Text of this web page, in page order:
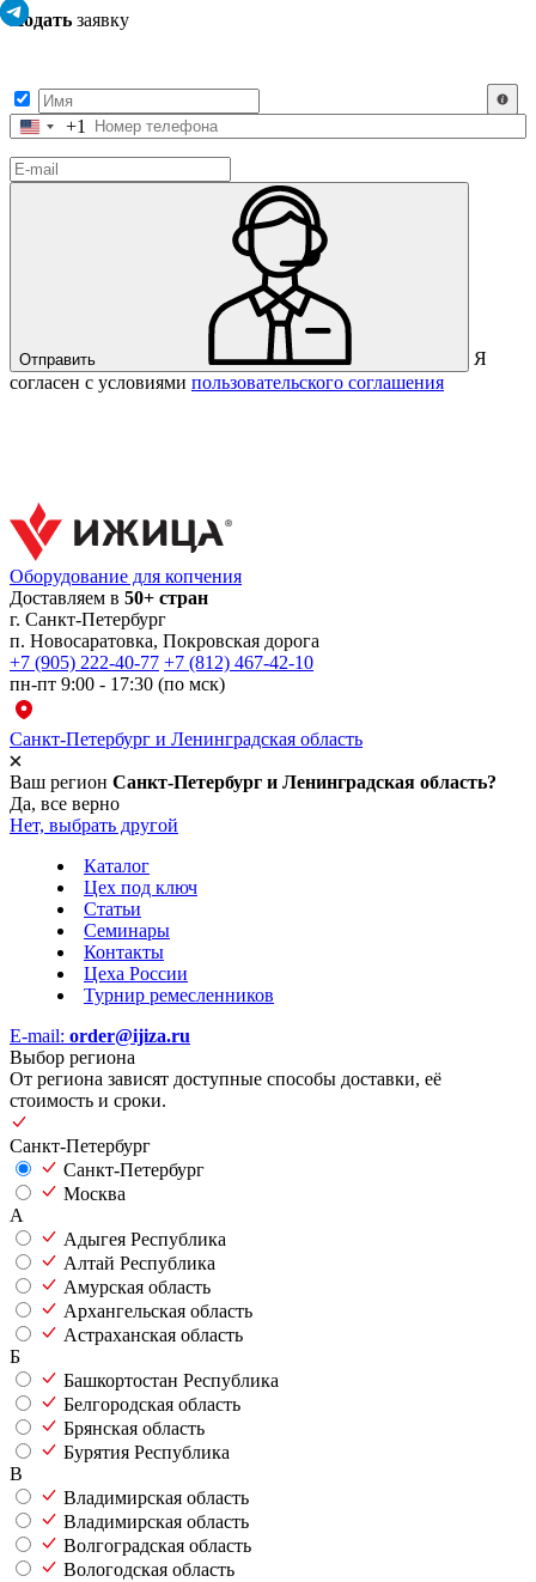
Подать заявку
Соединенные
+1
+1
Отправить
Я
согласен с условиями пользовательского соглашения
Санкт-Петербург и Ленинградская область
Ваш регион Санкт-Петербург и Ленинградская область?
Да, все верно
Нет, выбрать другой
Оборудование для копчения
Доставляем в 50+ стран
г. Санкт-Петербург
п. Новосаратовка, Покровская дорога
+7 (905) 222-40-77 +7 (812) 467-42-10
пн-пт 9:00 - 17:30 (по мск)
Каталог
Цех под ключ
Статьи
Семинары
Контакты
Цеха России
Турнир ремесленников
E-mail: order@ijiza.ru
Выбор региона
От региона зависят доступные способы доставки, её
стоимость и сроки.
Санкт-Петербург
Санкт-Петербург
Москва
А
Адыгея Республика
Алтай Республика
Амурская область
Архангельская область
Астраханская область
Б
Башкортостан Республика
Белгородская область
Брянская область
Бурятия Республика
В
Владимирская область
Владимирская область
Волгоградская область
Вологодская область